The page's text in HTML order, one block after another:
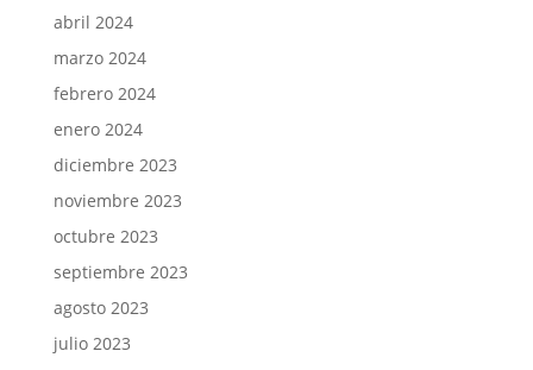
abril 2024
marzo 2024
febrero 2024
enero 2024
diciembre 2023
noviembre 2023
octubre 2023
septiembre 2023
agosto 2023
julio 2023